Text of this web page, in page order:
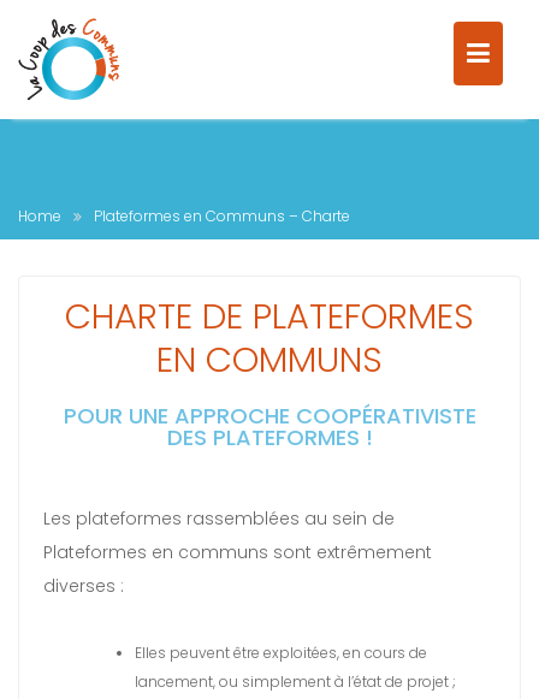
Home Plateformes en Communs – Charte
CHARTE DE PLATEFORMES
EN COMMUNS
POUR UNE APPROCHE COOPÉRATIVISTE
DES PLATEFORMES !
Les plateformes rassemblées au sein de
Plateformes en communs sont extrêmement
diverses :
Elles peuvent être exploitées, en cours de
lancement, ou simplement à l’état de projet ;